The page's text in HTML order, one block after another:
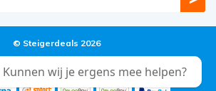
© Steigerdeals 2026
Kunnen wij je ergens mee helpen?